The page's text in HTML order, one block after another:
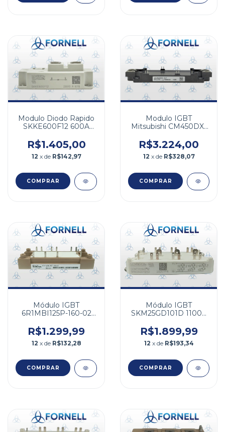
Modulo Diodo Rapido
SKKE600F12 600A
R$1.405,00
12 x de R$142,97
Modulo IGBT
Mitsubishi CM450DX-
R$3.224,00
12 x de R$328,07
Módulo IGBT
6R1MBI125P-160-02
R$1.299,99
12 x de R$132,28
Módulo IGBT
SKM25GD101D 1100V
R$1.899,99
12 x de R$193,34